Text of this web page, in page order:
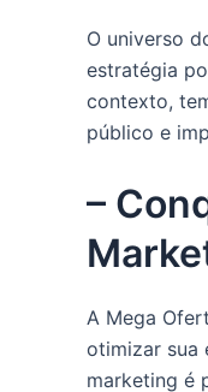
O universo
estratégia
contexto,
público e
–
A Mega
otimizar sua
marketing é